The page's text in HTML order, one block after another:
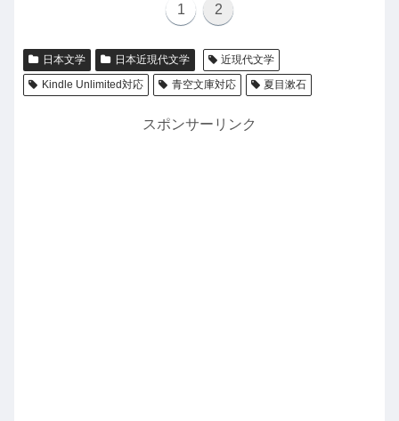
1 2
日本文学 日本近現代文学
近現代文学
Kindle Unlimited対応
青空文庫対応 夏目漱石
スポンサーリンク